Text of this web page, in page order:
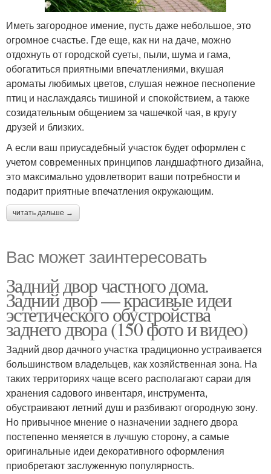
Иметь загородное имение, пусть даже небольшое, это
огромное счастье. Где еще, как ни на даче, можно
отдохнуть от городской суеты, пыли, шума и гама,
обогатиться приятными впечатлениями, вкушая
ароматы любимых цветов, слушая нежное песнопение
птиц и наслаждаясь тишиной и спокойствием, а также
созидательным общением за чашечкой чая, в кругу
друзей и близких.
А если ваш приусадебный участок будет оформлен с
учетом современных принципов ландшафтного дизайна,
это максимально удовлетворит ваши потребности и
подарит приятные впечатления окружающим.
читать дальше →
Вас может заинтересовать
Задний двор частного дома.
Задний двор — красивые идеи
эстетического обустройства
заднего двора (150 фото и видео)
Задний двор дачного участка традиционно устраивается
большинством владельцев, как хозяйственная зона. На
таких территориях чаще всего располагают сараи для
хранения садового инвентаря, инструмента,
обустраивают летний душ и разбивают огородную зону.
Но привычное мнение о назначении заднего двора
постепенно меняется в лучшую сторону, а самые
оригинальные идеи декоративного оформления
приобретают заслуженную популярность.